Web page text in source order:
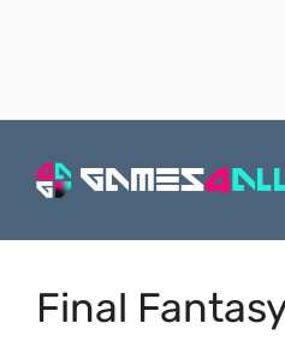
Final